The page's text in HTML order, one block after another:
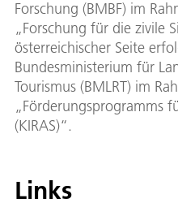
Forschung (BMBF) im
„Forschung für die zivile
österreichischer Seite
Bundesministerium für
Tourismus (BMLRT) im
„Förderungsprogramms
(KIRAS)“.
Links